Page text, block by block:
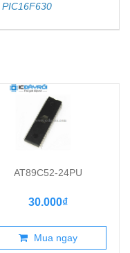
PIC16F630
AT89C52-24PU
30.000₫
Mua ngay